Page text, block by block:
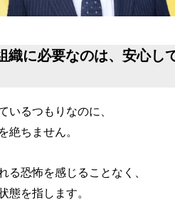
に必要なのは、安心し
いるつもりなのに、
ちません。
恐怖を感じることなく、
態を指します。